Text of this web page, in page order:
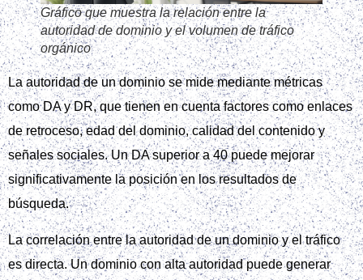
Gráfico que muestra la relación entre la
autoridad de dominio y el volumen de tráfico
orgánico
La autoridad de un dominio se mide mediante métricas
como DA y DR, que tienen en cuenta factores como enlaces
de retroceso, edad del dominio, calidad del contenido y
señales sociales. Un DA superior a 40 puede mejorar
significativamente la posición en los resultados de
búsqueda.
La correlación entre la autoridad de un dominio y el tráfico
es directa. Un dominio con alta autoridad puede generar